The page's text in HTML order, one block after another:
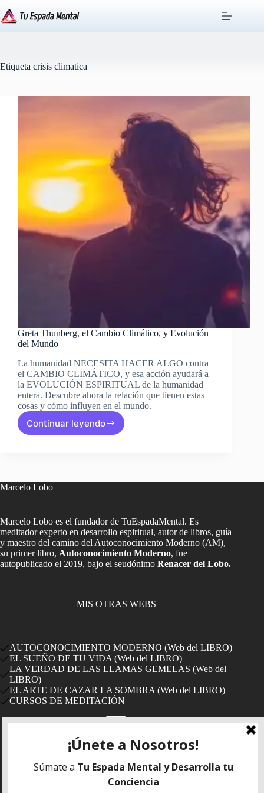
al
contenido
Etiqueta crisis climatica
Greta Thunberg, el Cambio Climático, y Evolución
del Mundo
La humanidad NECESITA HACER ALGO contra
el CAMBIO CLIMÁTICO, y esa acción ayudará a
la EVOLUCIÓN ESPIRITUAL de la humanidad
entera. Descubre ahora la relación que tienen estas
cosas y cómo influyen en el mundo.
Continuar leyendo
Greta
y
Mundo
Marcelo Lobo
Marcelo Lobo es el fundador de TuEspadaMental. Es
meditador experto en desarrollo espiritual, autor de libros, guía
y maestro del camino del Autoconocimiento Moderno (AM),
su primer libro, Autoconocimiento Moderno, fue
autopublicado el 2019, bajo el seudónimo Renacer del Lobo.
MIS OTRAS WEBS
AUTOCONOCIMIENTO MODERNO (Web del LIBRO)
EL SUEÑO DE TU VIDA (Web del LIBRO)
LA VERDAD DE LAS LLAMAS GEMELAS (Web del
LIBRO)
EL ARTE DE CAZAR LA SOMBRA (Web del LIBRO)
CURSOS DE MEDITACIÓN